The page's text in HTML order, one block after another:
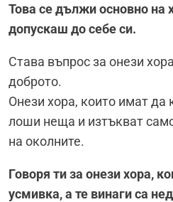
Това се дължи основно на
допускаш до себе си.
Става въпрос за онези
доброто.
Онези хора, които имат да
лоши неща и изтъкват
на околните.
Говоря ти за онези хора,
усмивка, а те винаги са